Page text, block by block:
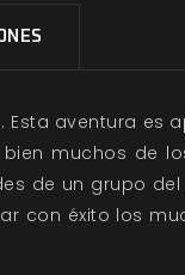
. Esta aventura es
muchos de
de un grupo del
con éxito los